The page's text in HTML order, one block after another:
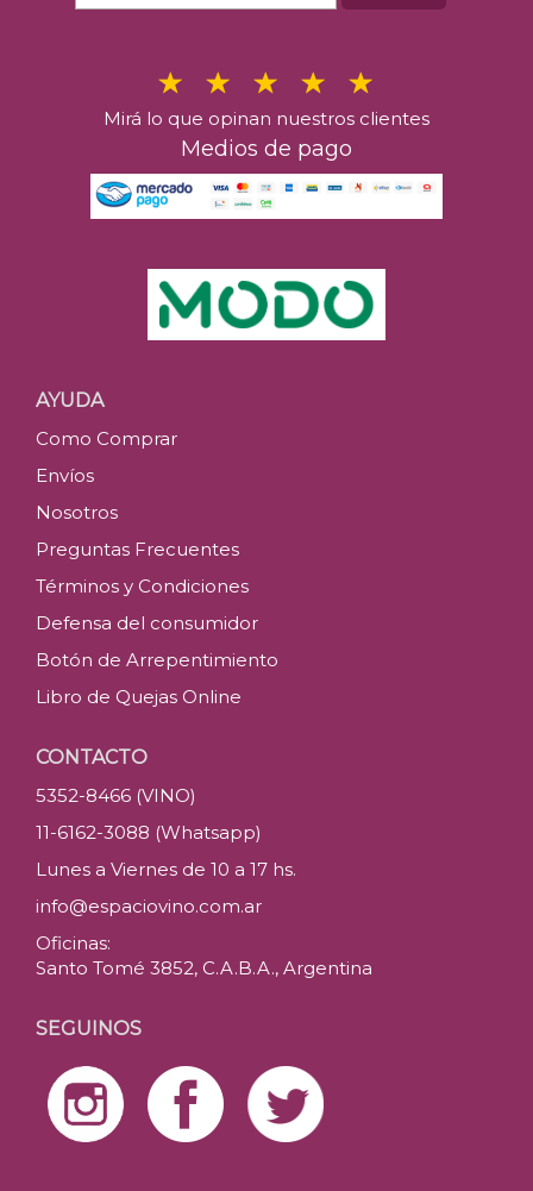
Mirá lo que opinan nuestros clientes
Medios de pago
AYUDA
Como Comprar
Envíos
Nosotros
Preguntas Frecuentes
Términos y Condiciones
Defensa del consumidor
Botón de Arrepentimiento
Libro de Quejas Online
CONTACTO
5352-8466 (VINO)
11-6162-3088 (Whatsapp)
Lunes a Viernes de 10 a 17 hs.
info@espaciovino.com.ar
Oficinas:
Santo Tomé 3852, C.A.B.A., Argentina
SEGUINOS